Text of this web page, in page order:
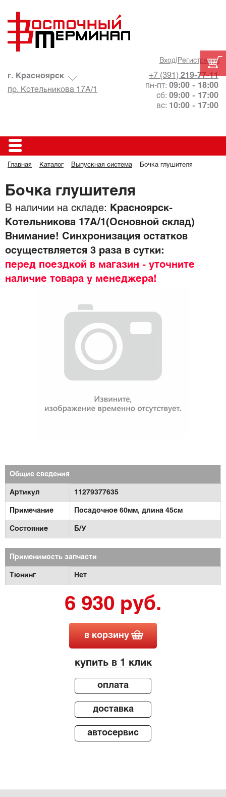
Вход| Регистрация
+7 (391) 219-77-11
пн-пт: 09:00 - 18:00
сб: 09:00 - 17:00
вс: 10:00 - 17:00
г. Красноярск
пр. Котельникова 17А/1
Главная Каталог Выпускная система Бочка глушителя
Бочка глушителя
В наличии на складе:
Красноярск-
Котельникова 17А/1(Основной склад)
Внимание! Синхронизация остатков
осуществляется 3 раза в сутки:
перед поездкой в магазин - уточните
наличие товара у менеджера!
Общие сведения
Артикул 11279377635
Примечание Посадочное 60мм, длина 45см
Состояние Б/У
Применимость запчасти
Тюнинг Нет
6 930 руб.
в корзину
купить в 1 клик
оплата
доставка
автосервис